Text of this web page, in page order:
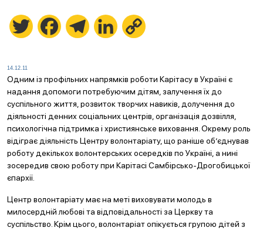
Twitter FacebookTelegramLinkedIn
14.12.11
Одним із профільних напрямків роботи Карітасу в Україні є
надання допомоги потребуючим дітям, залучення їх до
суспільного життя, розвиток творчих навиків, долучення до
діяльності денних соціальних центрів, організація дозвілля,
психологічна підтримка і християнське виховання. Окрему роль
відіграє діяльність Центру волонтаріату, що раніше об’єднував
роботу декількох волонтерських осередків по Україні, а нині
зосередив свою роботу при Карітасі Самбірсько-Дрогобицької
єпархії.
Центр волонтаріату має на меті виховувати молодь в
милосердній любові та відповідальності за Церкву та
суспільство. Крім цього, волонтаріат опікується групою дітей з